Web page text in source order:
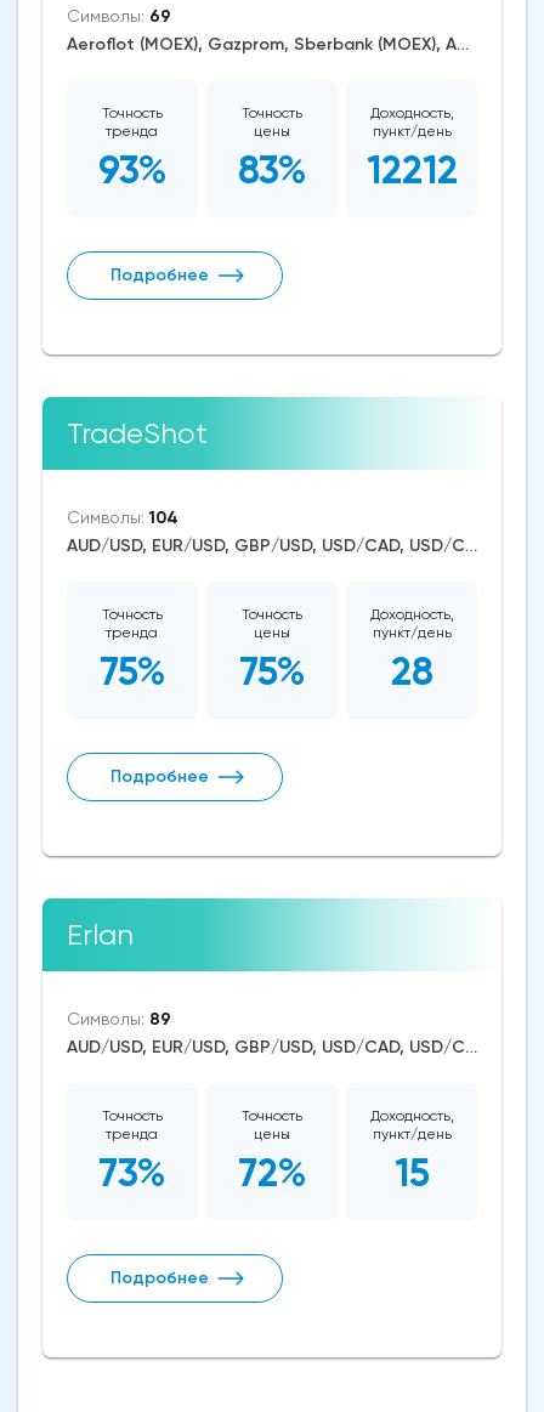
Символы: 69
Aeroflot (MOEX), Gazprom, Sberbank (MOEX), AUD/USD, EUR/USD, GBP/USD, USD/CAD, USD/JPY, CAD/CHF, EUR/AUD, EUR/GBP, CAD/JPY, EUR/CHF, GBP/AUD, GBP/NZD, AUD/NZD, GBP/CHF, AUD/CHF, EUR/JPY, CHF/JPY, EUR/CAD, GBP/JPY, AUD/JPY, NZD/USD, GBP/CAD, NZD/CAD, AUD/CAD, Cardano/USD, Ethereum/USD, Bitcoin/USD, XRP/USD, US Dollar Index, DAX, Nikkei 225, Dow Jones, NASDAQ 100, S&P 500, RUSSELL 2000, CAC 40, WTI Crude Oil, Natural Gas, Palladium, Gold, Alphabet, Alibaba, Visa, Activision Blizzard, Adobe Systems, Airbus SE, Volkswagen AG, Apple, American Express, Johnson&Johnson, Microsoft, Renault SA, Coca-Cola, nVidia, Caterpillar, Bank of America, Intel, Adidas, Exxon Mobil, Amazon, Tesla Motors, Boeing, Corn, Wheat, Soybean, ASX 200
Точность
тренда
93%
Точность
цены
83%
Доходность,
пункт/день
12212
Подробнее
TradeShot
Символы: 104
AUD/USD, EUR/USD, GBP/USD, USD/CAD, USD/CHF, USD/JPY, USD/RUB, USD/ZAR, USD/TRY, CAD/CHF, EUR/AUD, EUR/NZD, EUR/GBP, CAD/JPY, USD/SGD, USD/NOK, EUR/CHF, GBP/AUD, GBP/NZD, USD/SEK, AUD/NZD, GBP/CHF, EUR/NOK, NZD/CHF, AUD/CHF, EUR/JPY, CHF/JPY, EUR/CAD, GBP/JPY, NZD/JPY, AUD/JPY, NZD/USD, GBP/CAD, NZD/CAD, AUD/CAD, Dash/USD, Stellar/USD, EthereumClassic/USD, Zcash/USD, Cardano/USD, EOS/USD, BitcoinCash/USD, Litecoin/USD, Tron/USD, NEO/USD, Ethereum/Bitcoin, Ethereum/USD, Monero/USD, Bitcoin/USD, XRP/USD, US Dollar Index, DAX, Nikkei 225, Dow Jones, NASDAQ 100, S&P 500, RUSSELL 2000, China A50, FTSE 100, Hang Seng, WTI Crude Oil, Natural Gas, Palladium, Silver, Gold, Copper, Platinum, Alphabet, Alibaba, Visa, MasterCard, Nike, Uber Technologies, Apple, Microsoft, McDonald's, Netflix, Procter & Gamble, Coca-Cola, nVidia, Pfizer, Meta Platforms, Twitter, Bank of America, Intel, Amazon, Oracle, Tesla Motors, Spotify, Boeing, Corn, Wheat, Soybean, Dogecoin, Binance Coin, Polkadot, Uniswap, Chainlink, Axie Infinity, USD/CNY, USD/INR, Solana, Aave, Avalanche
Точность
тренда
75%
Точность
цены
75%
Доходность,
пункт/день
28
Подробнее
Erlan
Символы: 89
AUD/USD, EUR/USD, GBP/USD, USD/CAD, USD/CHF, USD/JPY, CAD/CHF, EUR/AUD, EUR/NZD, EUR/GBP, CAD/JPY, EUR/CHF, GBP/AUD, GBP/NZD, AUD/NZD, GBP/CHF, NZD/CHF, AUD/CHF, EUR/JPY, CHF/JPY, EUR/CAD, GBP/JPY, NZD/JPY, AUD/JPY, NZD/USD, GBP/CAD, NZD/CAD, AUD/CAD, Dash/USD, Stellar/USD, EthereumClassic/USD, Zcash/USD, Cardano/USD, EOS/USD, BitcoinCash/USD, Litecoin/USD, Tron/USD, NEO/USD, Ethereum/USD, Monero/USD, Bitcoin/USD, XRP/USD, US Dollar Index, DAX, Dow Jones, NASDAQ 100, S&P 500, RUSSELL 2000, Brent Crude Oil, WTI Crude Oil, Natural Gas, Silver, Gold, Copper, Canopy Growth, Tilray, Alibaba, Visa, Uber Technologies, Apple, JPMorgan Chase, Johnson&Johnson, Coca-Cola, nVidia, Citigroup, Pfizer, Meta Platforms, Bank of America, eBay, General Electrics, Intel, Ford Motor, Walt Disney, Amazon, LYFT, Tesla Motors, Aurora Cannabis, Boeing, Dogecoin, Shiba Inu, Binance Coin, Polkadot, Uniswap, Chainlink, BitTorrent, Solana, Aave, Terra, VeChain
Точность
тренда
73%
Точность
цены
72%
Доходность,
пункт/день
15
Подробнее